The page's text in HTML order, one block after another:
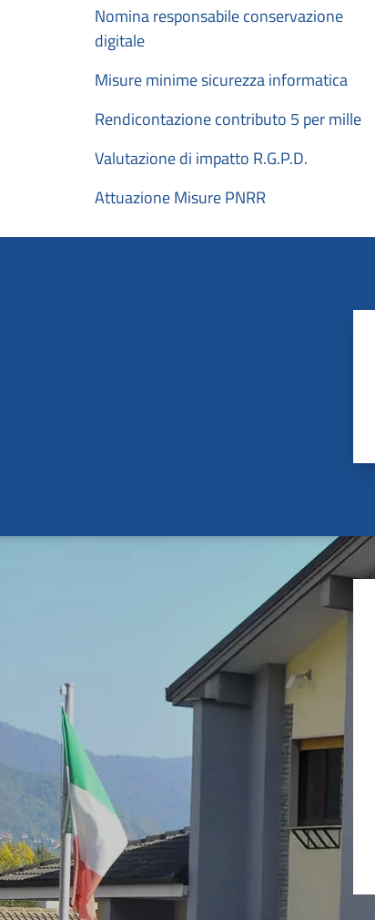
Nomina responsabile conservazione
digitale
Misure minime sicurezza informatica
Rendicontazione contributo 5 per mille
Valutazione di impatto R.G.P.D.
Attuazione Misure PNRR